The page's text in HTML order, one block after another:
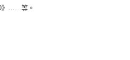
》……等。